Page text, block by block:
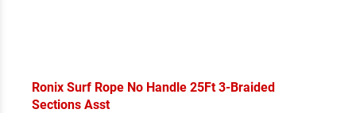
Ronix Surf Rope No Handle 25Ft 3-Braided
Sections Asst